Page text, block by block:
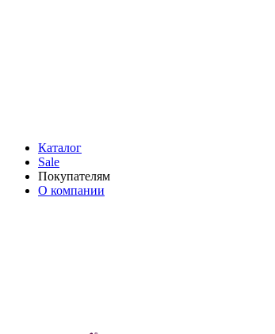
Каталог
Sale
Покупателям
О компании